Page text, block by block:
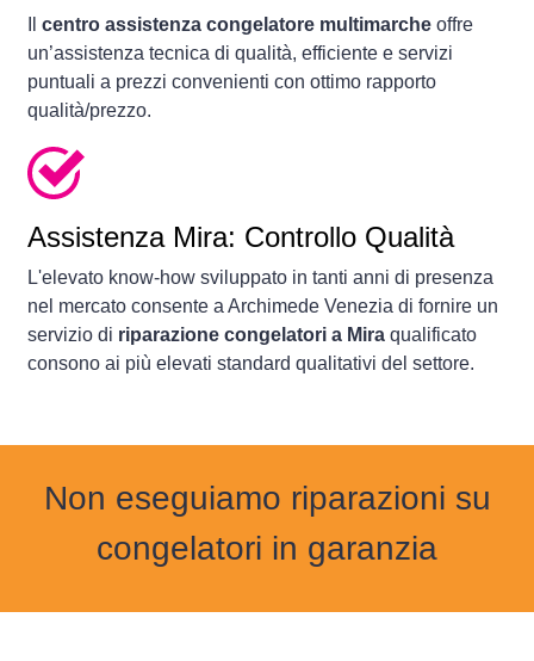
centro assistenza congelatore multimarche offre
un’assistenza tecnica di qualità, efficiente e servizi
puntuali a prezzi convenienti con ottimo rapporto
qualità/prezzo.
Assistenza Mira: Controllo Qualità
L'elevato know-how sviluppato in tanti anni di presenza
nel mercato consente a Archimede Venezia di fornire un
servizio di riparazione congelatori a Mira qualificato
consono ai più elevati standard qualitativi del settore.
Non eseguiamo riparazioni su
congelatori in garanzia